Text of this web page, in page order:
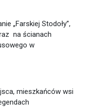
„Farskiej Stodoły”,
na ścianach
w
mieszkańców wsi